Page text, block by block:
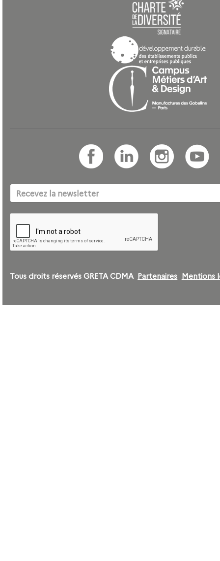
Tous droits réservés GRETA CDMA Partenaires Mentions